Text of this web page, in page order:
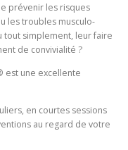
prévenir les risques
les troubles musculo-
tout simplement, leur faire
de convivialité ?
est une excellente
en courtes sessions
au regard de votre